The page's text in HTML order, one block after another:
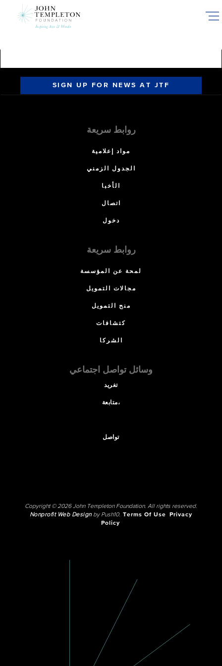
SIGN UP FOR NEWS AT JTF
روابط سريعة
مواد إعلامية
الجدول الزمني
الأخبا
اتصال
دخول
روابط سريعة
لمحة عن المؤسسة
مجالات التمويل
منح التمويل
كتشافات
الشركا
وسائل تواصل اجتماعي
تغريد
متابعة،
تواصل
Copyright © 2026 John Templeton Foundation. All rights reserved.
Nonprofit Web Designby Push10. Terms Of Use
Privacy
Policy